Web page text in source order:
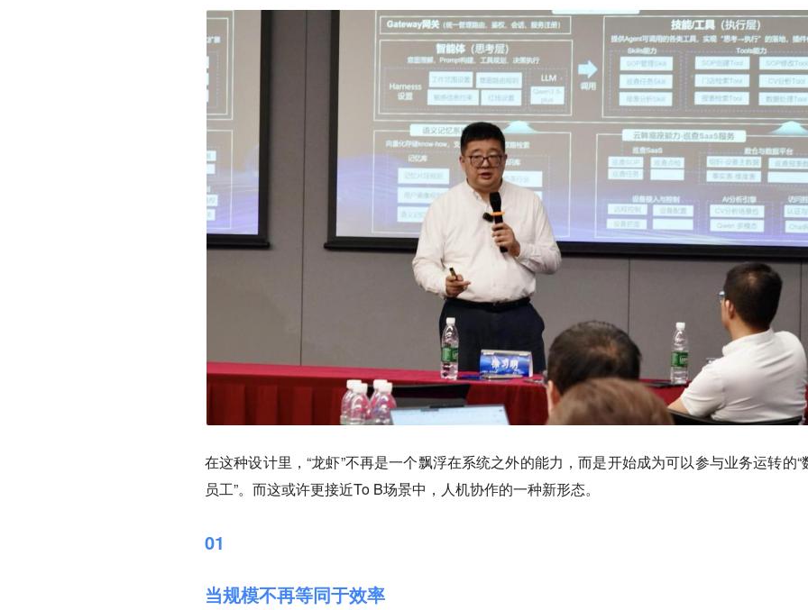
在这种设计里，“龙虾”不再是一个飘浮在系统之外的能力，而是开始成为可以参与业务运转的“
员工”。而这或许更接近To B场景中，人机协作的一种新形态。
01
当规模不再等同于效率